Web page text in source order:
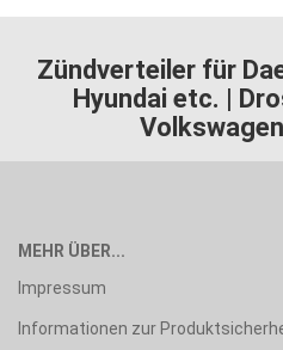
Zündverteiler für
Hyundai etc. |
MEHR ÜBER...
Impressum
Informationen zur